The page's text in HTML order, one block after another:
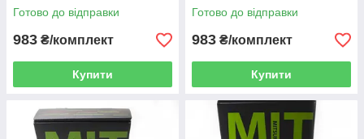
Готово до відправки
983 ₴/комплект
Купити
Готово до відправки
983 ₴/комплект
Купити